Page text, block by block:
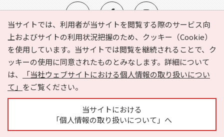
当サイトでは、利用者が当サイトを閲覧する際のサービス向
上およびサイトの利用状況把握のため、クッキー（Cookie）
を使用しています。当サイトでは閲覧を継続されることで、ク
ッキーの使用に同意されたものとみなします。詳細について
は、
「当社ウェブサイトにおける個人情報の取り扱いについ
て」 をご覧ください。
当サイトにおける
「個人情報の取り扱いについて」へ
e-NAVITA（イーナビタ）とは？ お気に入り
ヘルプ
利用規約
個人情報の取り扱いについて
運営会社
サイトマップ
広告掲載に関するお問い合わせ